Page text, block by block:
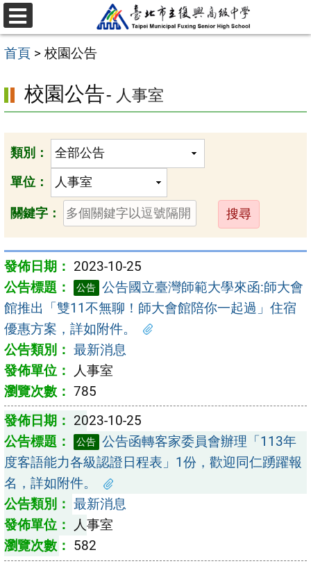
跳
至
主
內
容
區
選
單
首頁 > 校園公告
校園公告- 人事室
類別：
單位：
關鍵字：
送
出
2023-10-25
公告 公告國立臺灣師範大學來函:師大會
館推出「雙11不無聊！師大會館陪你一起過」住宿
優惠方案，詳如附件。
最新消息
人事室
785
2023-10-25
公告 公告函轉客家委員會辦理「113年
度客語能力各級認證日程表」1份，歡迎同仁踴躍報
名，詳如附件。
最新消息
人事室
582